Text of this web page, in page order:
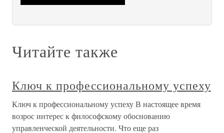
Читайте также
Ключ к профессиональному успеху
Ключ к профессиональному успеху В настоящее время
возрос интерес к философскому обоснованию
управленческой деятельности. Что еще раз